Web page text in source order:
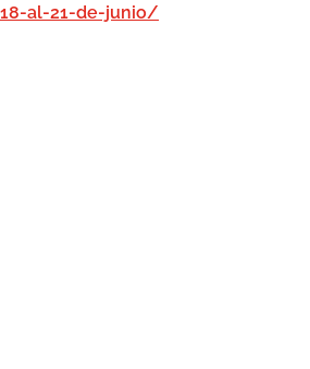
al-21-de-junio/